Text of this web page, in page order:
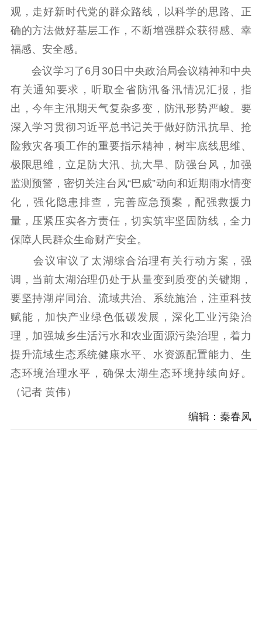
紫金人才 职称评审
数据资源
公共服务
新时代公民素养
提升资源库
新闻出版
政务服务
作品著作权
登记服务
科研创新
服务管理平台
智库服务
管理平台
文艺创作
服务管理
文化产业
统计分析
数字出版
审读服务
新闻发布工作备
案管理系统
电影
服务
理论宣讲
共建共享平台
政工继续教育学
习平台
责任编辑注册
业务申报系统
观，走好新时代党的群众路线，以科学的思路、正
确的方法做好基层工作，不断增强群众获得感、幸
福感、安全感。
会议学习了6月30日中央政治局会议精神和中央
有关通知要求，听取全省防汛备汛情况汇报，指
出，今年主汛期天气复杂多变，防汛形势严峻。要
深入学习贯彻习近平总书记关于做好防汛抗旱、抢
险救灾各项工作的重要指示精神，树牢底线思维、
极限思维，立足防大汛、抗大旱、防强台风，加强
监测预警，密切关注台风“巴威”动向和近期雨水情变
化，强化隐患排查，完善应急预案，配强救援力
量，压紧压实各方责任，切实筑牢坚固防线，全力
保障人民群众生命财产安全。
会议审议了太湖综合治理有关行动方案，强
调，当前太湖治理仍处于从量变到质变的关键期，
要坚持湖岸同治、流域共治、系统施治，注重科技
赋能，加快产业绿色低碳发展，深化工业污染治
理，加强城乡生活污水和农业面源污染治理，着力
提升流域生态系统健康水平、水资源配置能力、生
态环境治理水平，确保太湖生态环境持续向好。
（记者 黄伟）
编辑：秦春凤